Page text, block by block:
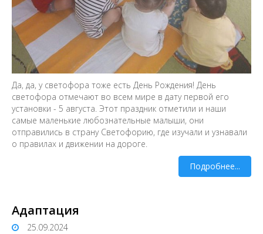
Да, да, у светофора тоже есть День Рождения! День
светофора отмечают во всем мире в дату первой его
установки - 5 августа. Этот праздник отметили и наши
самые маленькие любознательные малыши, они
отправились в страну Светофорию, где изучали и узнавали
о правилах и движении на дороге.
Подробнее...
Адаптация
25.09.2024